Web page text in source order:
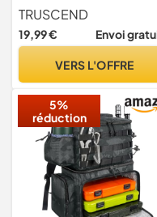
Pale en Cuivre Chatoyant,
Système de Cuillères
Tournant Bidirectionnel
Lame pour Achigan,
TRUSCEND
19,99 € Envoi
VERS L'OFFRE
5%
réduction